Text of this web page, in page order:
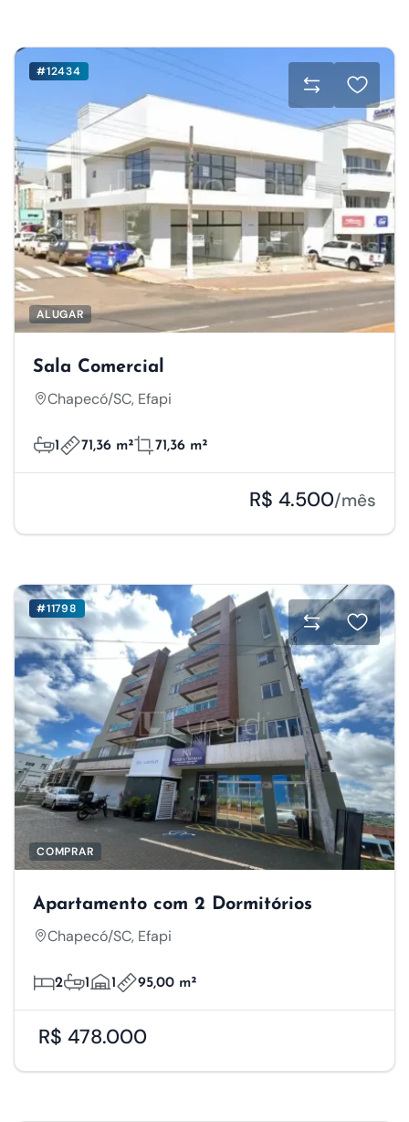
#12434
ALUGAR
Sala Comercial
Chapecó/SC, Efapi
1 71,36 m² 71,36 m²
R$ 4.500/mês
#11798
COMPRAR
Apartamento com 2 Dormitórios
Chapecó/SC, Efapi
2 1 1 95,00 m²
R$ 478.000